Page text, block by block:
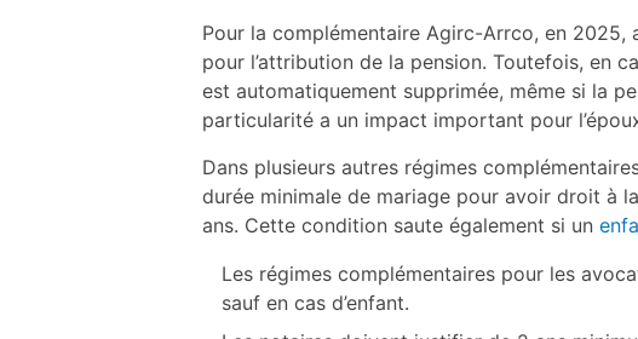
Pour la complémentaire Agirc-Arrco, en 2025,
pour l’attribution de la pension. Toutefois, en
est automatiquement supprimée, même si la
particularité a un impact important pour
Dans plusieurs autres régimes
durée minimale de mariage pour avoir droit à
ans. Cette condition saute également si un
Les régimes complémentaires pour les
sauf en cas d’enfant.